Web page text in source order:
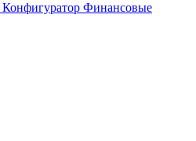
Конфигуратор Финансовые